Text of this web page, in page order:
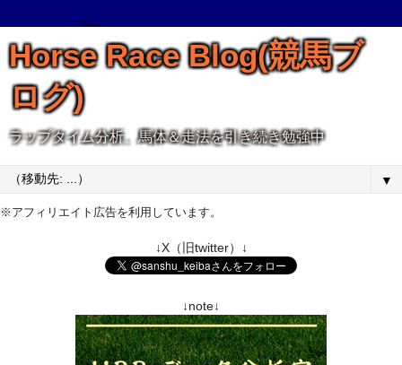
Horse Race Blog(競馬ブ
ログ)
ラップタイム分析、馬体＆走法を引き続き勉強中
▼
※アフィリエイト広告を利用しています。
↓X（旧twitter）↓
↓note↓